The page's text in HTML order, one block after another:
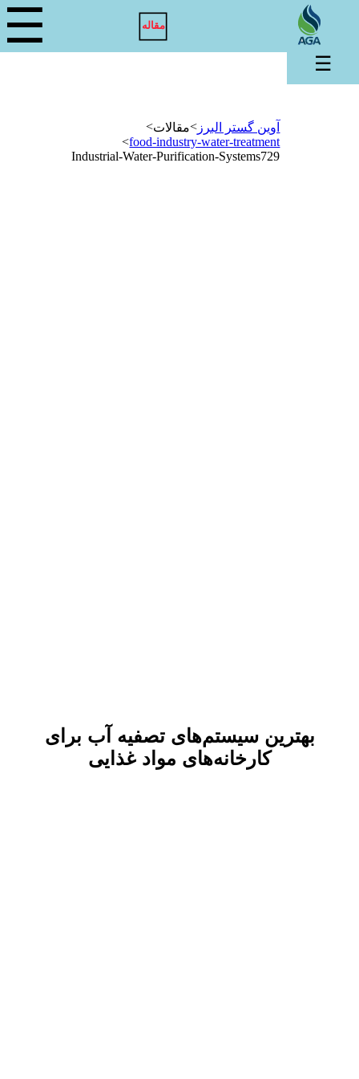
مقاله ☰
بهترین سیستم‌های تصفیه آب برای
کارخانه‌های مواد غذایی
آوین گستر البرز >مقالات>
food-industry-water-treatment
>
Industrial-Water-Purification-Systems729
☰